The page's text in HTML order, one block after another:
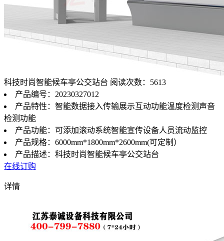
科技时尚智能候车亭公交站台 阅读次数：5613
产品编号：20230327012
产品特性：智能数据接入传输展示互动功能温度检测声音
检测功能
产品功能：可添加滚动系统智能宣传设备人员流动监控
产品规格：6000mm*1800mm*2600mm(可定制）
产品描述：科技时尚智能候车亭公交站台
在线订购
详情